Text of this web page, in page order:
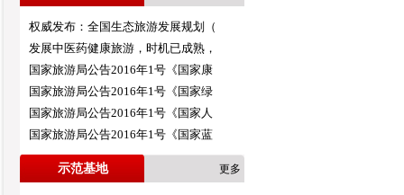
权威发布：全国生态旅游发展规划（
发展中医药健康旅游，时机已成熟，
国家旅游局公告2016年1号《国家康
国家旅游局公告2016年1号《国家绿
国家旅游局公告2016年1号《国家人
国家旅游局公告2016年1号《国家蓝
示范基地 更多